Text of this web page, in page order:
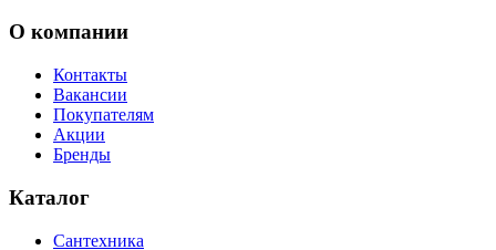
О компании
Контакты
Вакансии
Покупателям
Акции
Бренды
Каталог
Сантехника